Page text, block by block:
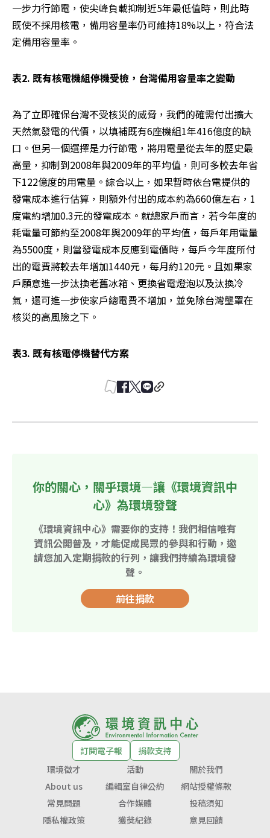
一步力行節電，使尖峰負載抑制近5年最低值時，則此時
既使不採用核電，備用容量率仍可維持18%以上，符合法
定備用容量率。
表2. 既有核電機組停機受檢，台灣備用容量率之變動
為了立即確保台灣不受核災的威脅，我們的確需付出擴大
天然氣發電的代價，以填補既有6座機組1年416億度的缺
口。但另一個選擇是力行節電，將用電量從去年的歷史最
高量，抑制到2008年與2009年的平均值，則可多較去年省
下122億度的用電量。綜合以上，如果暫時依台電提供的
發電成本進行估算，則額外付出的成本約為660億左右，1
度電約增加0.3元的發電成本。就總家戶而言，若今年度的
耗電量可節約至2008年與2009年的平均值，每戶年用電量
為5500度，則當發電成本反應到電價時，每戶今年度所付
出的電費將較去年增加1440元，每月約120元。且如果家
戶願意進一步汰換老舊冰箱、更換省電燈泡以及汰換冷
氣，還可進一步使家戶總電費不增加，並免除台灣壟罩在
核災的高風險之下。
表3. 既有核電停機替代方案
你的關心，關乎環境—讓《環境資訊中
心》為環境發聲
《環境資訊中心》需要你的支持！我們相信唯有
資訊公開普及，才能促成民眾的參與和行動，邀
請您加入定期捐款的行列，讓我們持續為環境發
聲。
前往捐款
訂閱電子報
捐款支持
環境徵才
活動
關於我們
About us
編輯室自律公約
網站授權條款
常見問題
合作媒體
投稿須知
隱私權政策
獲獎紀錄 意見回饋